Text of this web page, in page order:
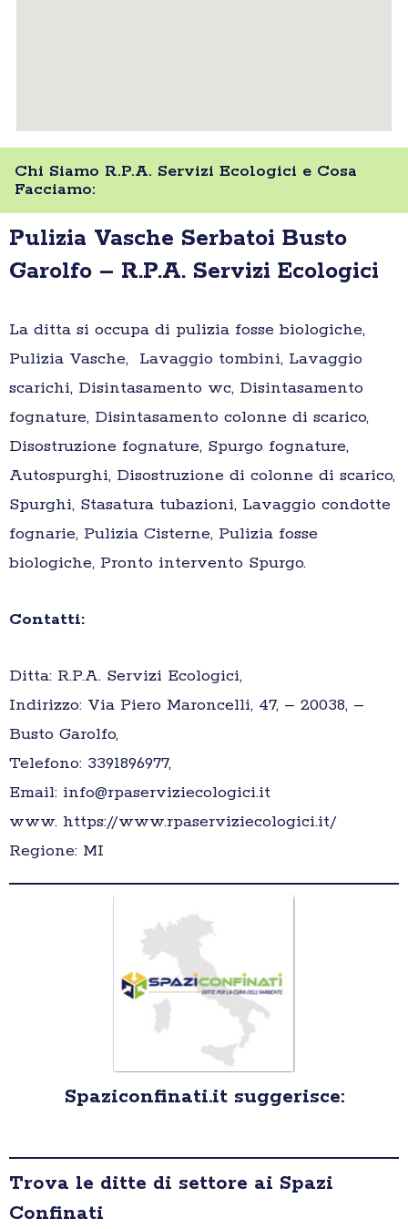
Chi Siamo R.P.A. Servizi Ecologici e Cosa
Facciamo:
Pulizia Vasche Serbatoi Busto
Garolfo – R.P.A. Servizi Ecologici
La ditta si occupa di pulizia fosse biologiche,
Pulizia Vasche, Lavaggio tombini, Lavaggio
scarichi, Disintasamento wc, Disintasamento
fognature, Disintasamento colonne di scarico,
Disostruzione fognature, Spurgo fognature,
Autospurghi, Disostruzione di colonne di scarico,
Spurghi, Stasatura tubazioni, Lavaggio condotte
fognarie, Pulizia Cisterne, Pulizia fosse
biologiche, Pronto intervento Spurgo.
Contatti:
Ditta: R.P.A. Servizi Ecologici,
Indirizzo: Via Piero Maroncelli, 47, – 20038, –
Busto Garolfo,
Telefono: 3391896977,
Email: info@rpaserviziecologici.it
www. https://www.rpaserviziecologici.it/
Regione: MI
Spaziconfinati.it suggerisce:
Trova le ditte di settore ai Spazi
Confinati